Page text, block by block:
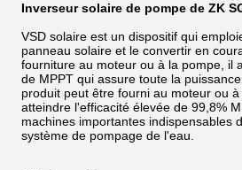
Inverseur solaire de pompe de ZK
VSD solaire est un dispositif qui
panneau solaire et le convertir en
fourniture au moteur ou à la pompe, il
de MPPT qui assure toute la
produit peut être fourni au moteur ou
atteindre l'efficacité élevée de 99,8%
machines importantes indispensables
système de pompage de l'eau.